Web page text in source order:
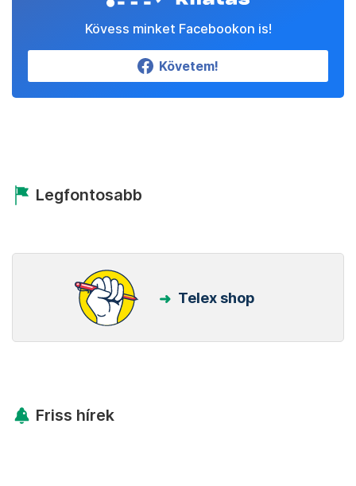
Kövess minket Facebookon is!
Követem!
Legfontosabb
Telex shop
Friss hírek